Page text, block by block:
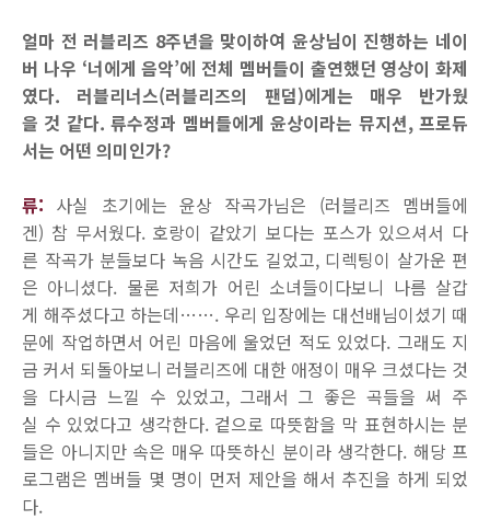
얼마 전 러블리즈 8주년을 맞이하여 윤상님이 진행하는 네이
버 나우 ‘너에게 음악’에 전체 멤버들이 출연했던 영상이 화제
였다. 러블리너스(러블리즈의 팬덤)에게는 매우 반가웠
을 것 같다. 류수정과 멤버들에게 윤상이라는 뮤지션, 프로듀
서는 어떤 의미인가?
류: 사실 초기에는 윤상 작곡가님은 (러블리즈 멤버들에
겐) 참 무서웠다. 호랑이 같았기 보다는 포스가 있으셔서 다
른 작곡가 분들보다 녹음 시간도 길었고, 디렉팅이 살가운 편
은 아니셨다. 물론 저희가 어린 소녀들이다보니 나름 살갑
게 해주셨다고 하는데……. 우리 입장에는 대선배님이셨기 때
문에 작업하면서 어린 마음에 울었던 적도 있었다. 그래도 지
금 커서 되돌아보니 러블리즈에 대한 애정이 매우 크셨다는 것
을 다시금 느낄 수 있었고, 그래서 그 좋은 곡들을 써 주
실 수 있었다고 생각한다. 겉으로 따뜻함을 막 표현하시는 분
들은 아니지만 속은 매우 따뜻하신 분이라 생각한다. 해당 프
로그램은 멤버들 몇 명이 먼저 제안을 해서 추진을 하게 되었
다.